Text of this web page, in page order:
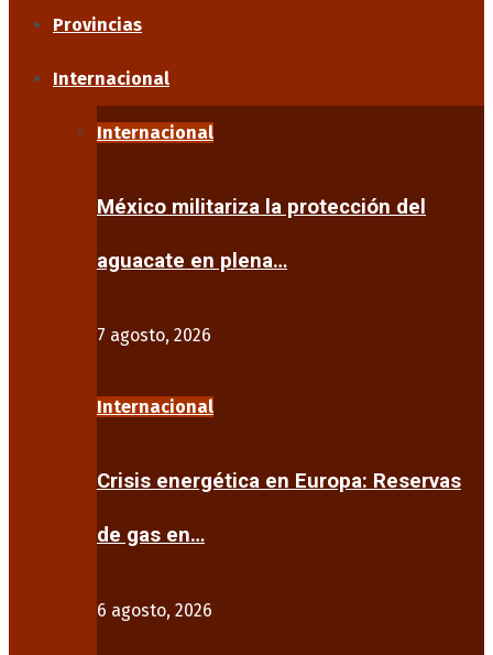
Provincias
Internacional
Internacional
México militariza la protección del
aguacate en plena…
7 agosto, 2026
Internacional
Crisis energética en Europa: Reservas
de gas en…
6 agosto, 2026